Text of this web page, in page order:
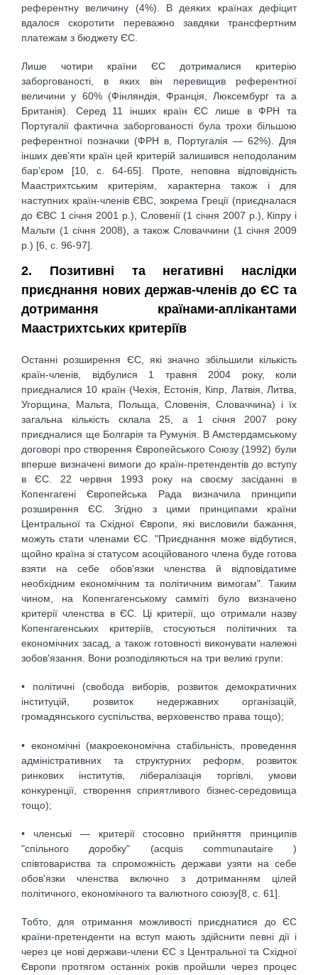
референтну величину (4%). В деяких країнах дефіцит
вдалося скоротити переважно завдяки трансфертним
платежам з бюджету ЄС.
Лише чотири країни ЄС дотрималися критерію
заборгованості, в яких він перевищив референтної
величини у 60% (Фінляндія, Франція, Люксембург та а
Британія). Серед 11 інших країн ЄС лише в ФРН та
Португалії фактична заборгованості була трохи більшою
референтної позначки (ФРН в, Португалія — 62%). Для
інших дев’яти країн цей критерій залишився неподоланим
бар’єром [10, с. 64-65]. Проте, неповна відповідність
Маастрихтським критеріям, характерна також і для
наступних країн-членів ЄВС, зокрема Греції (приєдналася
до ЄВС 1 січня 2001 р.), Словенії (1 січня 2007 р.), Кіпру і
Мальти (1 січня 2008), а також Словаччини (1 січня 2009
р.) [6, c. 96-97].
2. Позитивні та негативні наслідки
приєднання нових держав-членів до ЄС та
дотримання країнами-аплікантами
Маастрихтських критеріїв
Останні розширення ЄС, які значно збільшили кількість
країн-членів, відбулися 1 травня 2004 року, коли
приєдналися 10 країн (Чехія, Естонія, Кіпр, Латвія, Литва,
Угорщина, Мальта, Польща, Словенія, Словаччина) і їх
загальна кількість склала 25, а 1 січня 2007 року
приєдналися ще Болгарія та Румунія. В Амстердамському
договорі про створення Європейського Союзу (1992) були
вперше визначені вимоги до країн-претендентів до вступу
в ЄС. 22 червня 1993 року на своєму засіданні в
Копенгагені Європейська Рада визначила принципи
розширення ЄС. Згідно з цими принципами країни
Центральної та Східної Європи, які висловили бажання,
можуть стати членами ЄС. "Приєднання може відбутися,
щойно країна зі статусом асоційованого члена буде готова
взяти на себе обов'язки членства й відповідатиме
необхідним економічним та політичним вимогам". Таким
чином, на Копенгагенському самміті було визначено
критерії членства в ЄС. Ці критерії, що отримали назву
Копенгагенських критеріїв, стосуються політичних та
економічних засад, а також готовності виконувати належні
зобов'язання. Вони розподіляються на три великі групи:
• політичні (свобода виборів, розвиток демократичних
інституцій, розвиток недержавних організацій,
громадянського суспільства, верховенство права тощо);
• економічні (макроекономічна стабільність, проведення
адміністративних та структурних реформ, розвиток
ринкових інститутів, лібералізація торгівлі, умови
конкуренції, створення сприятливого бізнес-середовища
тощо);
• членські — критерії стосовно прийняття принципів
"спільного доробку" (acquis communautaire )
співтовариства та спроможність держави узяти на себе
обов'язки членства включно з дотриманням цілей
політичного, економічного та валютного союзу[8, c. 61].
Тобто, для отримання можливості приєднатися до ЄС
країни-претенденти на вступ мають здійснити певні дії і
через це нові держави-члени ЄС з Центральної та Східної
Європи протягом останніх років пройшли через процес